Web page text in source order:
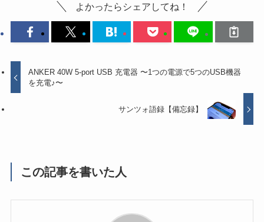
よかったらシェアしてね！
ANKER 40W 5-port USB 充電器 〜1つの電源で5つのUSB機器
を充電♪〜
サンツォ語録【備忘録】
この記事を書いた人